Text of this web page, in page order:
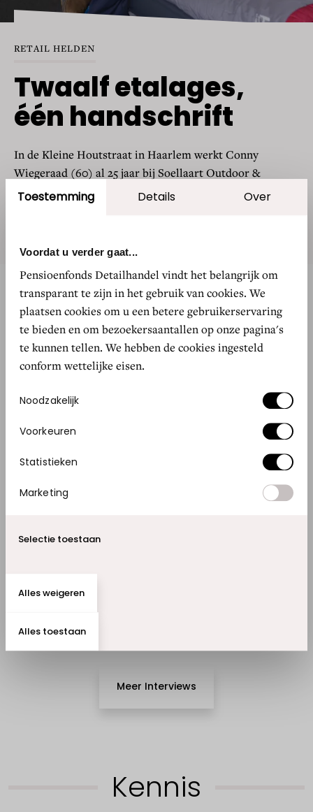
Toestemming Details Over
Voordat u verder gaat...
Pensioenfonds Detailhandel vindt het belangrijk om
transparant te zijn in het gebruik van cookies. We
plaatsen cookies om u een betere gebruikerservaring
te bieden en om bezoekersaantallen op onze pagina's
te kunnen tellen. We hebben de cookies ingesteld
conform wettelijke eisen.
Toestemmingsselectie
Noodzakelijk
Voorkeuren
Statistieken
Marketing
Alles toestaan
Selectie toestaan
Alles weigeren
RETAIL HELDEN
Twaalf etalages,
één handschrift
In de Kleine Houtstraat in Haarlem werkt Conny
Wiegeraad (60) al 25 jaar bij Soellaart Outdoor &
Wintersport. Ze verkoopt reis- en
ONTWIKKELINGEN
“WE WILLEN ALLE LANGE VROUWEN
VAN MOOIE KLEDING VOORZIEN”
“WE MAKEN SAMEN PRODUCTEN,
HIER WERKEN”
Meer Interviews
Kennis